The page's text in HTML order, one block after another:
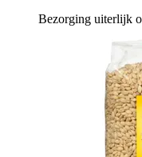
Bezorging uiterlijk